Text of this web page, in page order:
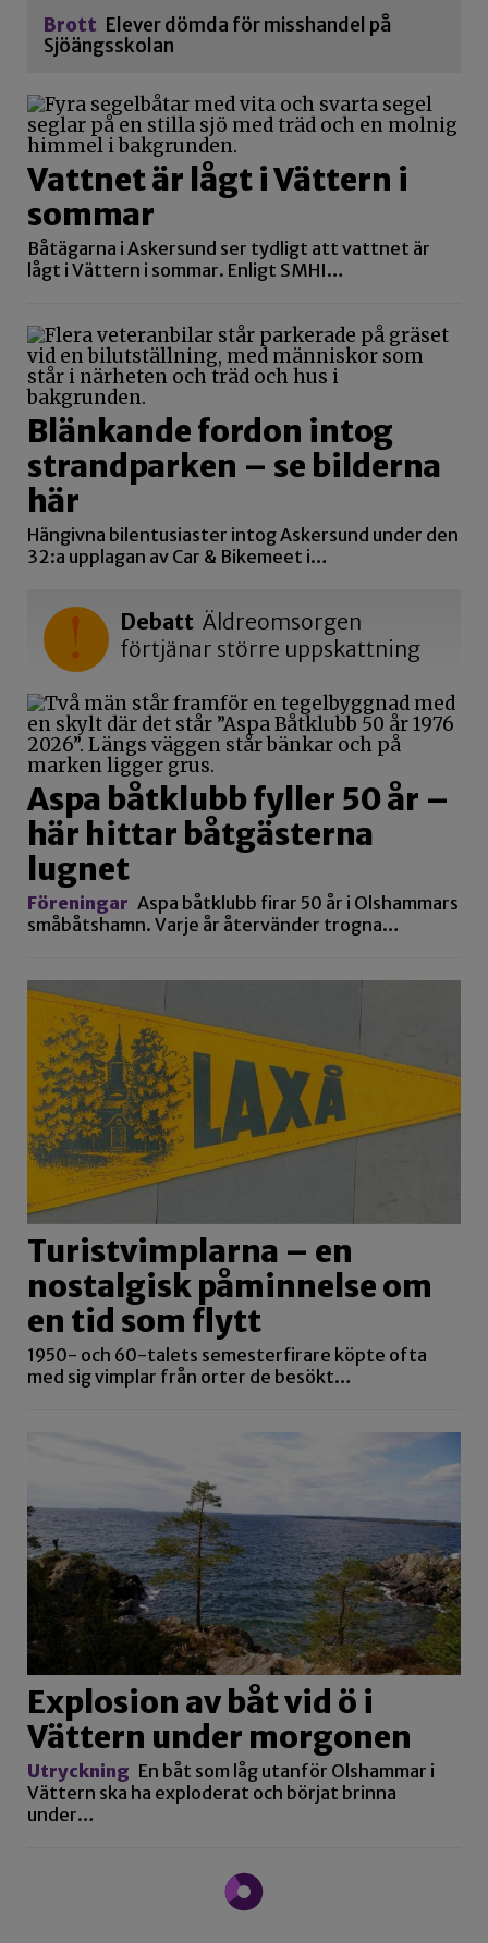
Brott Elever dömda för misshandel på
Sjöängsskolan
Vattnet är lågt i Vättern i
sommar
Båtägarna i Askersund ser tydligt att vattnet är
lågt i Vättern i sommar. Enligt SMHI…
Blänkande fordon intog
strandparken – se bilderna
här
Hängivna bilentusiaster intog Askersund under den
32:a upplagan av Car & Bikemeet i…
Debatt Äldreomsorgen
förtjänar större uppskattning
Aspa båtklubb fyller 50 år –
här hittar båtgästerna
lugnet
Föreningar Aspa båtklubb firar 50 år i Olshammars
småbåtshamn. Varje år återvänder trogna…
Turistvimplarna – en
nostalgisk påminnelse om
en tid som flytt
1950- och 60-talets semesterfirare köpte ofta
med sig vimplar från orter de besökt…
Explosion av båt vid ö i
Vättern under morgonen
Utryckning En båt som låg utanför Olshammar i
Vättern ska ha exploderat och börjat brinna
under…